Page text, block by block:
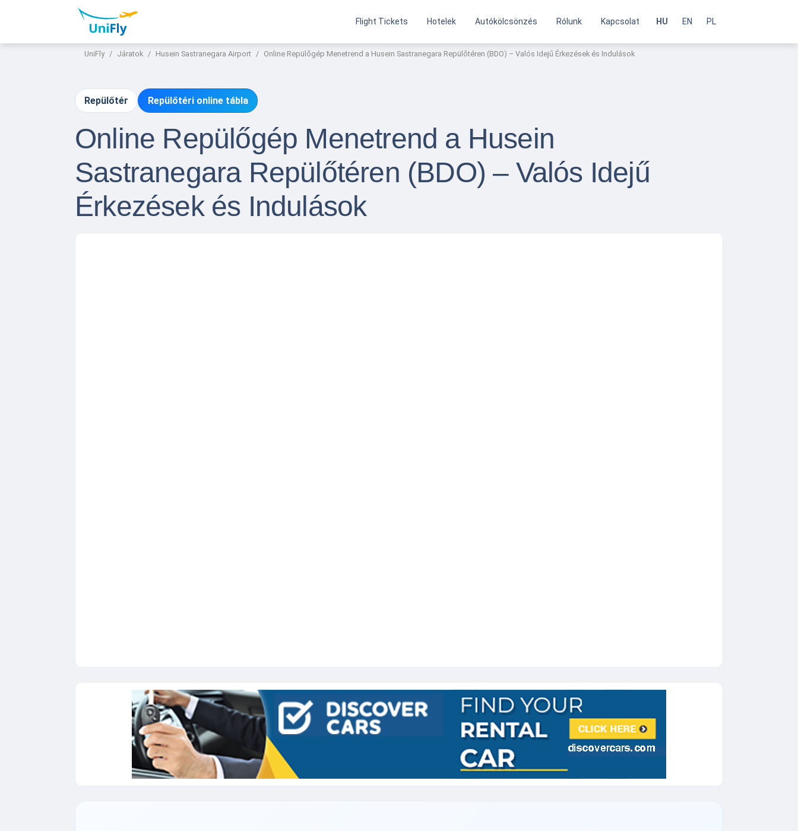
Flight Tickets Hotelek Autókölcsönzés Rólunk Kapcsolat HU EN PL
UniFly Járatok Husein Sastranegara Airport Online Repülőgép Menetrend a Husein Sastranegara Repülőtéren (BDO) – Valós Idejű Érkezések és Indulások
Repülőtér Repülőtéri online tábla
Online Repülőgép Menetrend a Husein
Sastranegara Repülőtéren (BDO) – Valós Idejű
Érkezések és Indulások